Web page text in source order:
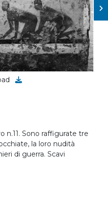
n.11. Sono raffigurate tre
la loro nudità
di guerra. Scavi